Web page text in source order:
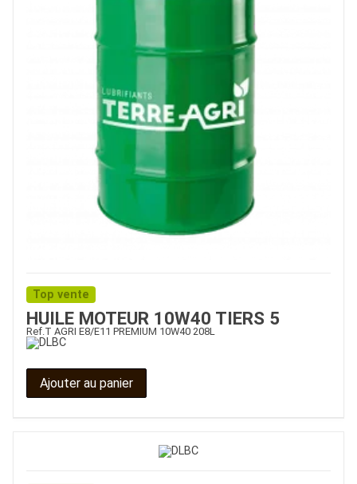
Top vente
HUILE MOTEUR 10W40 TIERS 5
Ref.T AGRI E8/E11 PREMIUM 10W40 208L
Ajouter au panier